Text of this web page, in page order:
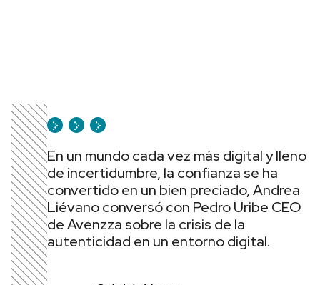
En un mundo cada vez más digital y lleno
de incertidumbre, la confianza se ha
convertido en un bien preciado, Andrea
Liévano conversó con Pedro Uribe CEO
de Avenzza sobre la crisis de la
autenticidad en un entorno digital.